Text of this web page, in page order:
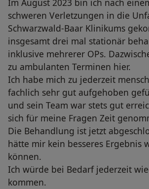
Im August 2023 bin ich nach
schweren Verletzungen in die
Schwarzwald-Baar Klinikums
insgesamt drei mal stationär
inklusive mehrerer OPs.
zu ambulanten Terminen hier.
Ich habe mich zu jederzeit
fachlich sehr gut aufgehoben
und sein Team war stets gut
sich für meine Fragen Zeit
Die Behandlung ist jetzt
hätte mir kein besseres Ergebnis
können.
Ich würde bei Bedarf jederzeit
kommen.